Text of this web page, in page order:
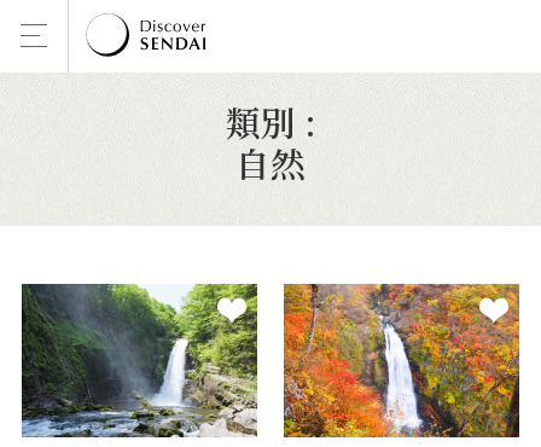
類別 :
自然